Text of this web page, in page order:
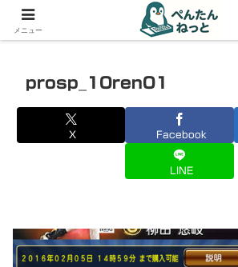
PCやガジェットの備忘録
prosp_10ren01
X Facebook
LINE
メニュー